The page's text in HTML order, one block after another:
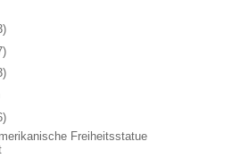
Freiheitsstatue